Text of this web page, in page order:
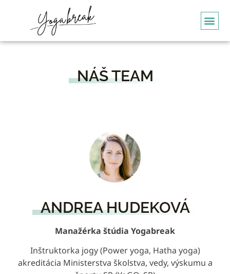
NÁŠ TEAM
ANDREA HUDEKOVÁ
Manažérka štúdia Yogabreak
Inštruktorka jogy (Power yoga, Hatha yoga)
akreditácia Ministerstva školstva, vedy, výskumu a